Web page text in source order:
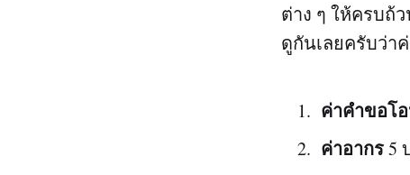
ต่าง ๆ ให้ครบถ้
ดูกันเลยครับว่า
ค่าคำขอโ
ค่าอากร5